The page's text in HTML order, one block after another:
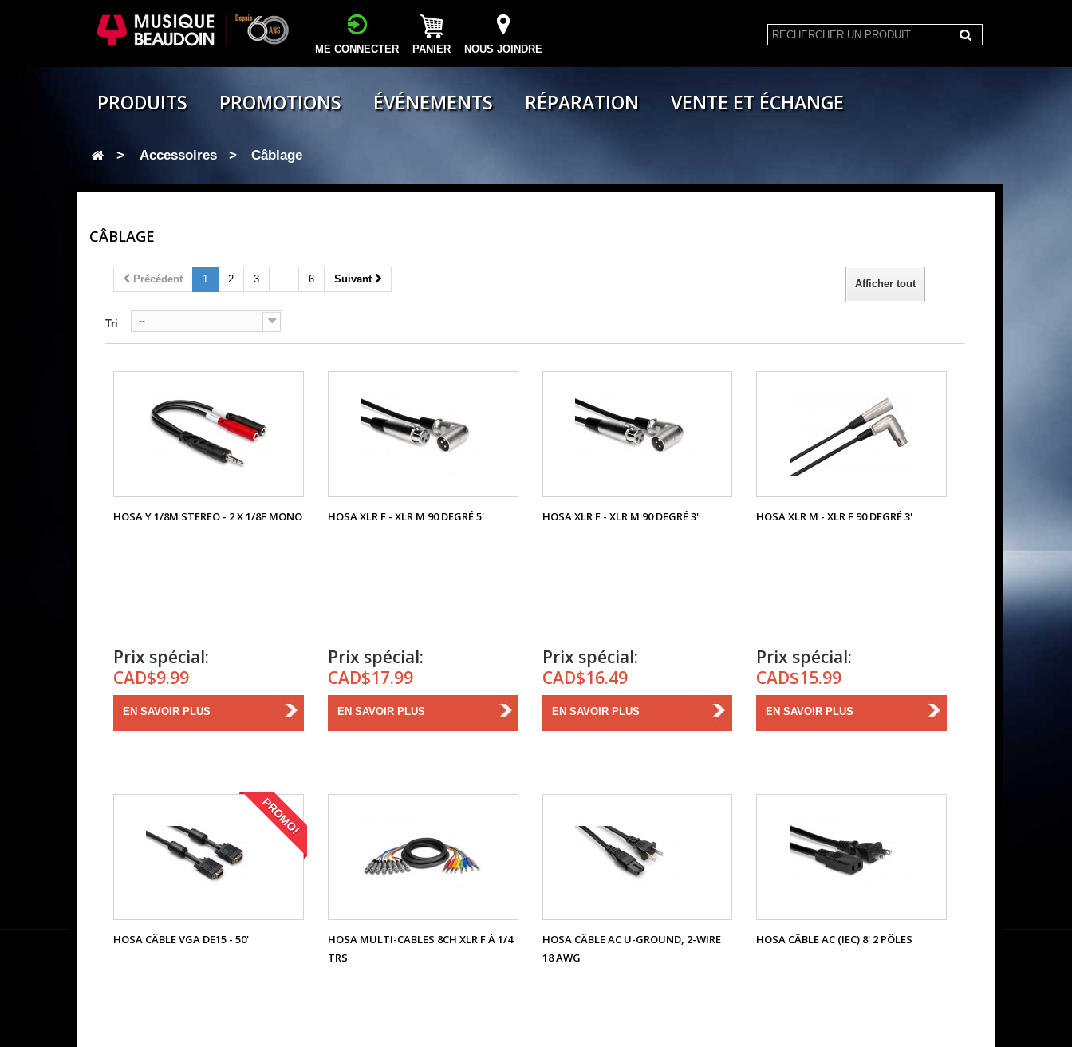
ME CONNECTER PANIER NOUS JOINDRE
PRODUITS PROMOTIONS ÉVÉNEMENTS RÉPARATION VENTE ET ÉCHANGE
> Accessoires > Câblage
CÂBLAGE
Précédent 1 2 3 ... 6 Suivant Afficher tout
Tri --
HOSA Y 1/8M STEREO - 2 X 1/8F MONO
Prix spécial:
CAD$9.99
EN SAVOIR PLUS
HOSA XLR F - XLR M 90 DEGRÉ 5'
Prix spécial:
CAD$17.99
EN SAVOIR PLUS
HOSA XLR F - XLR M 90 DEGRÉ 3'
Prix spécial:
CAD$16.49
EN SAVOIR PLUS
HOSA XLR M - XLR F 90 DEGRÉ 3'
Prix spécial:
CAD$15.99
EN SAVOIR PLUS
PROMO!
HOSA CÂBLE VGA DE15 - 50'
HOSA MULTI-CABLES 8CH XLR F À 1/4
TRS
HOSA CÂBLE AC U-GROUND, 2-WIRE
18 AWG
HOSA CÂBLE AC (IEC) 8' 2 PÔLES